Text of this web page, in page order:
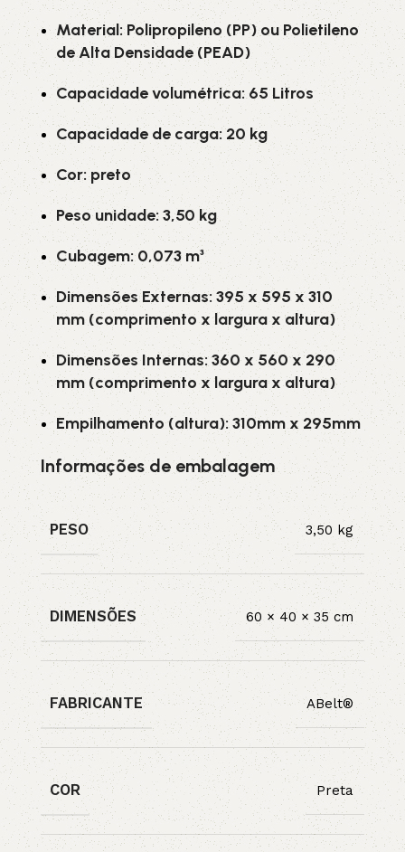
Material: Polipropileno (PP) ou Polietileno
de Alta Densidade (PEAD)
Capacidade volumétrica: 65 Litros
Capacidade de carga: 20 kg
Cor: preto
Peso unidade: 3,50 kg
Cubagem: 0,073 m³
Dimensões Externas: 395 x 595 x 310
mm (comprimento x largura x altura)
Dimensões Internas: 360 x 560 x 290
mm (comprimento x largura x altura)
Empilhamento (altura): 310mm x 295mm
Informações de embalagem
PESO 3,50 kg
DIMENSÕES 60 × 40 × 35 cm
FABRICANTE ABelt®
COR Preta